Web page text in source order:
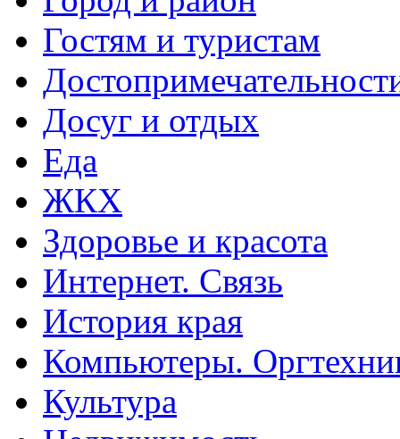
Гостям и туристам
Досуг и отдых
Еда
ЖКХ
Здоровье и красота
Интернет. Связь
История края
Компьютеры.
Культура